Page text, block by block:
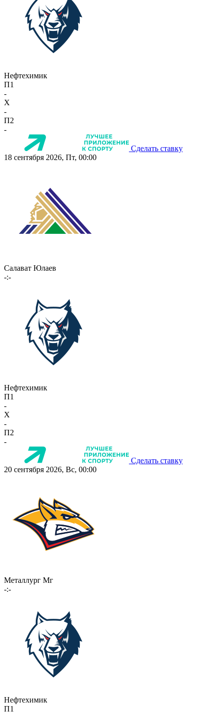
Нефтехимик
П1
-
X
-
П2
-
Сделать ставку
18 сентября 2026, Пт, 00:00
Салават Юлаев
-:-
Нефтехимик
П1
-
X
-
П2
-
Сделать ставку
20 сентября 2026, Вс, 00:00
Металлург Мг
-:-
Нефтехимик
П1